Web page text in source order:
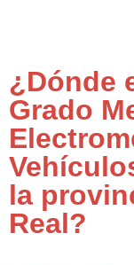
¿Dónde
Grado
la
Real?